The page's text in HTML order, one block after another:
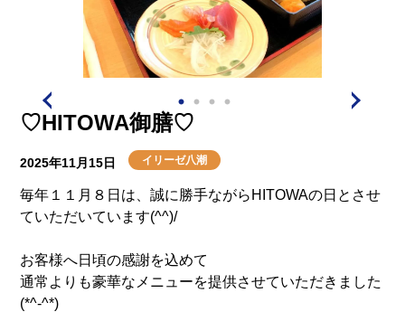
♡HITOWA御膳♡
2025年11月15日 イリーゼ八潮
毎年１１月８日は、誠に勝手ながらHITOWAの日とさせ
ていただいています(^^)/
お客様へ日頃の感謝を込めて
通常よりも豪華なメニューを提供させていただきました
(*^-^*)